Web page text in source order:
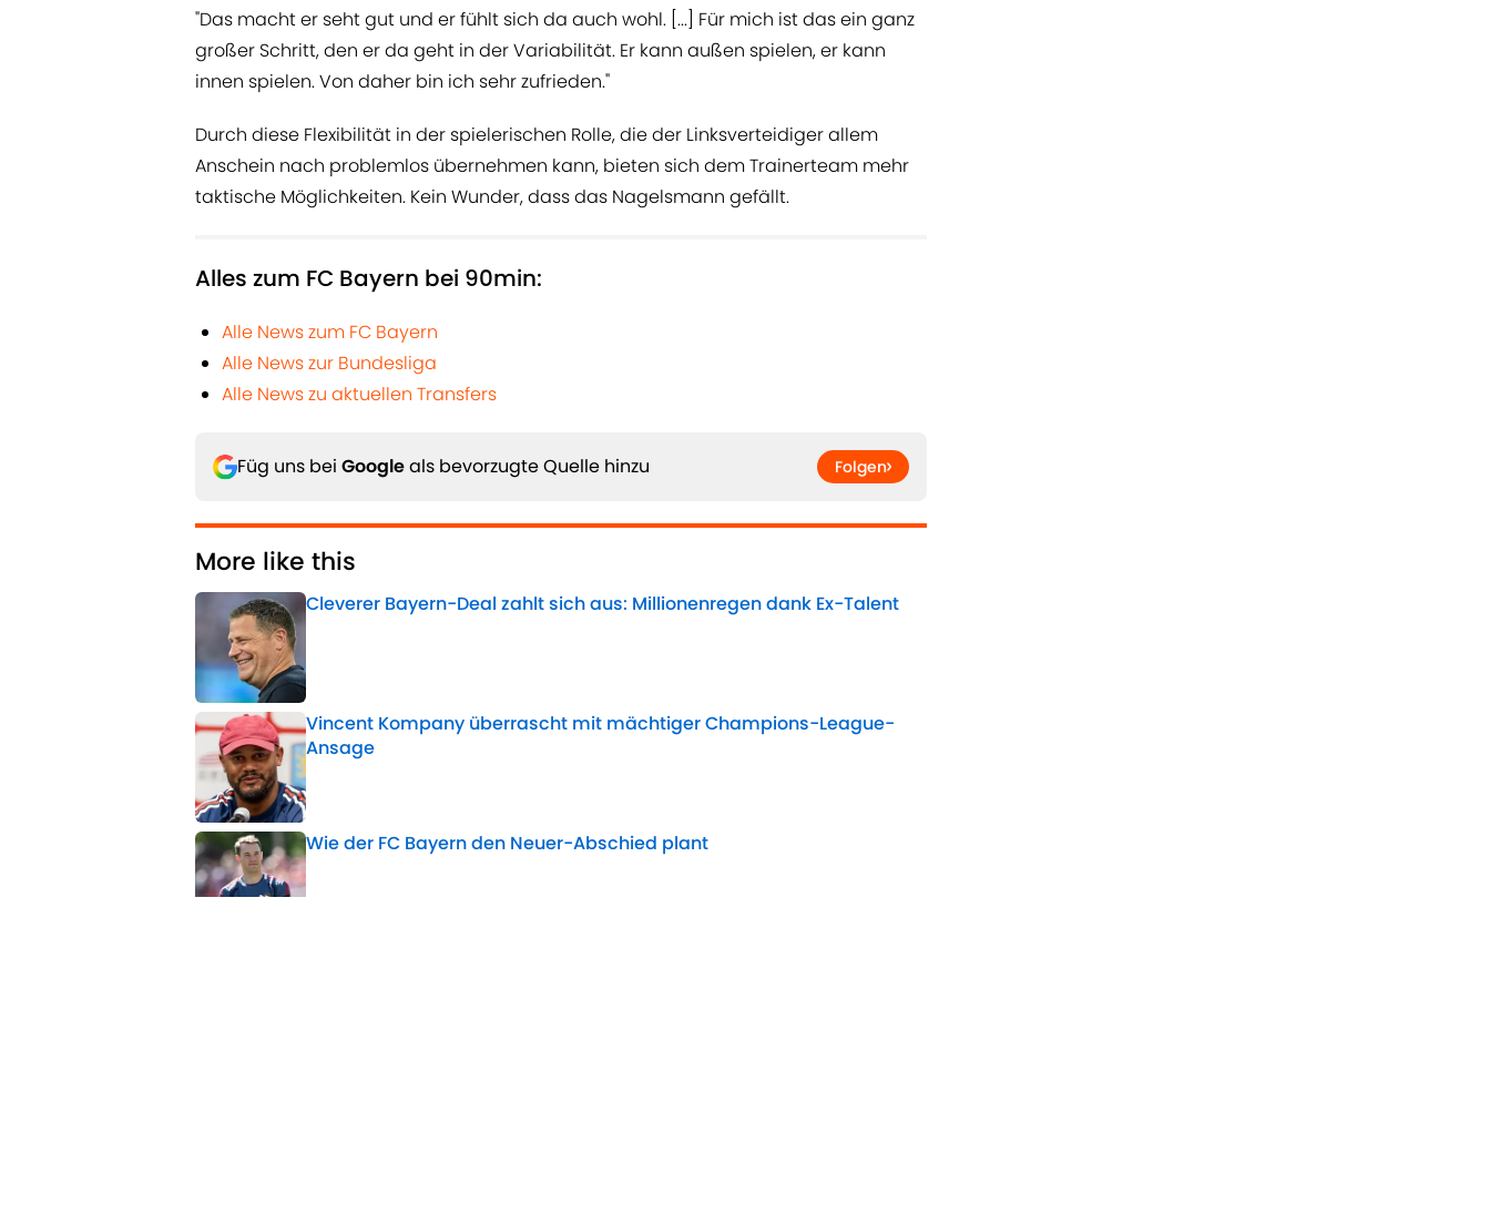
"Das macht er seht gut und er fühlt sich da auch wohl. [...] Für mich ist das ein ganz
großer Schritt, den er da geht in der Variabilität. Er kann außen spielen, er kann
innen spielen. Von daher bin ich sehr zufrieden."
Durch diese Flexibilität in der spielerischen Rolle, die der Linksverteidiger allem
Anschein nach problemlos übernehmen kann, bieten sich dem Trainerteam mehr
taktische Möglichkeiten. Kein Wunder, dass das Nagelsmann gefällt.
Alles zum FC Bayern bei 90min:
Alle News zum FC Bayern
Alle News zur Bundesliga
Alle News zu aktuellen Transfers
Füg uns bei Googleals bevorzugte Quelle hinzu Folgen
More like this
Cleverer Bayern-Deal zahlt sich aus: Millionenregen dank Ex-Talent
Published by on Invalid Date
Vincent Kompany überrascht mit mächtiger Champions-League-
Ansage
Published by on Invalid Date
Wie der FC Bayern den Neuer-Abschied plant
Published by on Invalid Date